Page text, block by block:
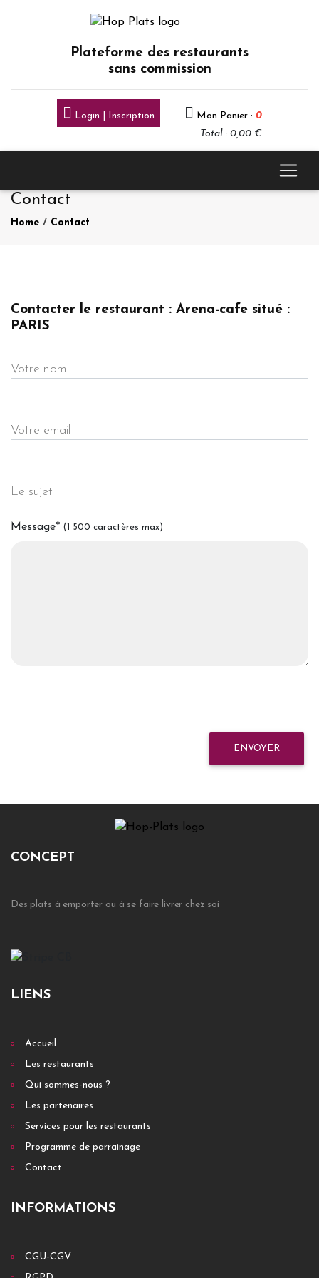
Plateforme des restaurants
sans commission
Login | Inscription Mon Panier : 0
Total : 0,00 €
Contact
Home / Contact
Contacter le restaurant : Arena-cafe situé :
PARIS
Votre nom
Votre email
Le sujet
Message* (1 500 caractères max)
ENVOYER
CONCEPT
Des plats à emporter ou à se faire livrer chez soi
LIENS
Accueil
Les restaurants
Qui sommes-nous ?
Les partenaires
Services pour les restaurants
Programme de parrainage
Contact
INFORMATIONS
CGU-CGV